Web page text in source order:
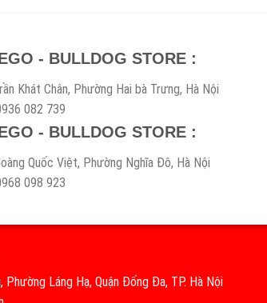
- BULLDOG STORE :
Khát Chân, Phường Hai bà Trưng, Hà Nội
082 739
- BULLDOG STORE :
Quốc Việt, Phường Nghĩa Đô, Hà Nội
098 923
Láng Hạ, Quận Đống Đa, TP. Hà Nội